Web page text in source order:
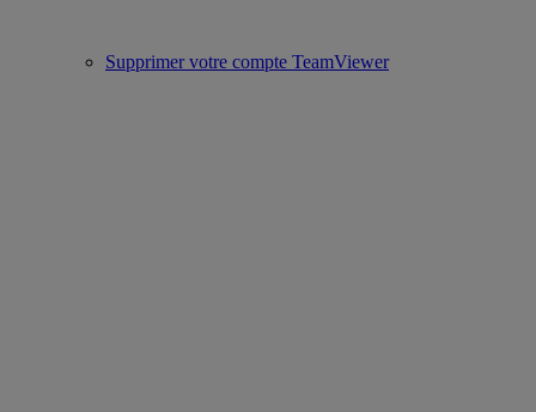
Supprimer votre compte TeamViewer